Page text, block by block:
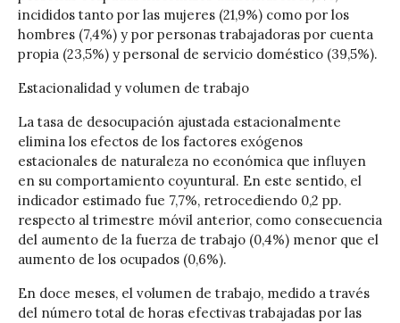
incididos tanto por las mujeres (21,9%) como por los
hombres (7,4%) y por personas trabajadoras por cuenta
propia (23,5%) y personal de servicio doméstico (39,5%).
Estacionalidad y volumen de trabajo
La tasa de desocupación ajustada estacionalmente
elimina los efectos de los factores exógenos
estacionales de naturaleza no económica que influyen
en su comportamiento coyuntural. En este sentido, el
indicador estimado fue 7,7%, retrocediendo 0,2 pp.
respecto al trimestre móvil anterior, como consecuencia
del aumento de la fuerza de trabajo (0,4%) menor que el
aumento de los ocupados (0,6%).
En doce meses, el volumen de trabajo, medido a través
del número total de horas efectivas trabajadas por las